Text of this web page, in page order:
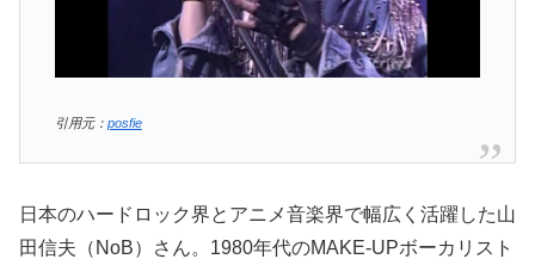
引用元： posfie
日本のハードロック界とアニメ音楽界で幅広く活躍した山
田信夫（NoB）さん。1980年代のMAKE-UPボーカリスト